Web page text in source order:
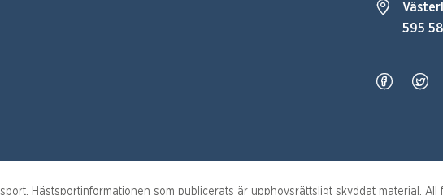
595
Hästsportinformationen som publicerats är upphovsrättsligt skyddat material.